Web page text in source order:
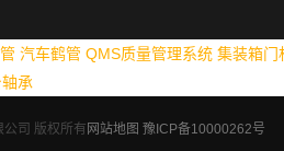
汽车鹤管 QMS质量管理系统 集装箱门
承
司 版权所有 网站地图 豫ICP备10000262号